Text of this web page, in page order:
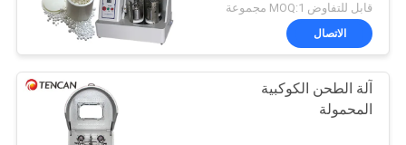
قابل للتفاوض MOQ:1 مجموعة
الاتصال
آلة الطحن الكوكبية
المحمولة